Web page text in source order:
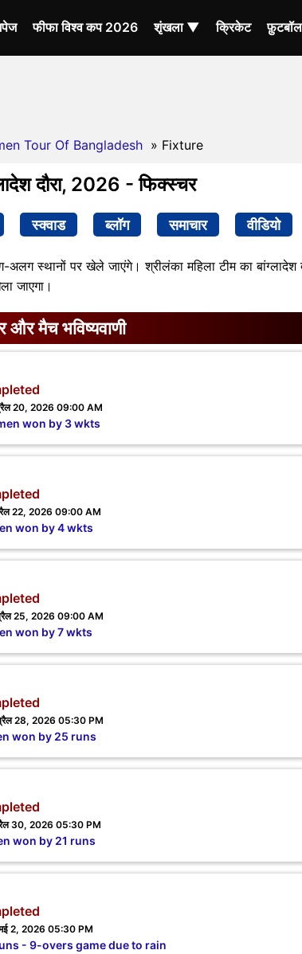
फीफा विश्व कप 2026 शृंखला ▼ क्रिकेट फ़ुटबॉल
Tour Of Bangladesh » Fixture
दौरा, 2026 - फिक्स्चर
स्क्वाड ब्लॉग समाचार वीडियो
स्थानों पर खेले जाएंगे। श्रीलंका महिला टीम का
जाएगा।
मैच भविष्यवाणी
20, 2026 09:00 AM
won by 3 wkts
22, 2026 09:00 AM
won by 4 wkts
25, 2026 09:00 AM
won by 7 wkts
28, 2026 05:30 PM
won by 25 runs
30, 2026 05:30 PM
won by 21 runs
मई 2, 2026 05:30 PM
- 9-overs game due to rain